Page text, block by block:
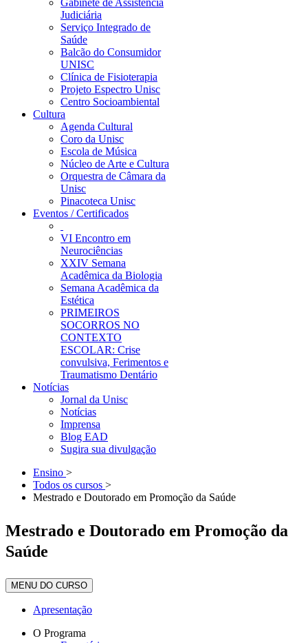
Gabinete de Assistência
Judiciária
Serviço Integrado de
Saúde
Balcão do Consumidor
UNISC
Clínica de Fisioterapia
Projeto Espectro Unisc
Centro Socioambiental
Cultura
Agenda Cultural
Coro da Unisc
Escola de Música
Núcleo de Arte e Cultura
Orquestra de Câmara da
Unisc
Pinacoteca Unisc
Eventos / Certificados
VI Encontro em
Neurociências
XXIV Semana
Acadêmica da Biologia
Semana Acadêmica da
Estética
PRIMEIROS
SOCORROS NO
CONTEXTO
ESCOLAR: Crise
convulsiva, Ferimentos e
Traumatismo Dentário
Notícias
Jornal da Unisc
Notícias
Imprensa
Blog EAD
Sugira sua divulgação
Ensino >
Todos os cursos >
Mestrado e Doutorado em Promoção da Saúde
Mestrado e Doutorado em Promoção da
Saúde
MENU DO CURSO
Apresentação
O Programa